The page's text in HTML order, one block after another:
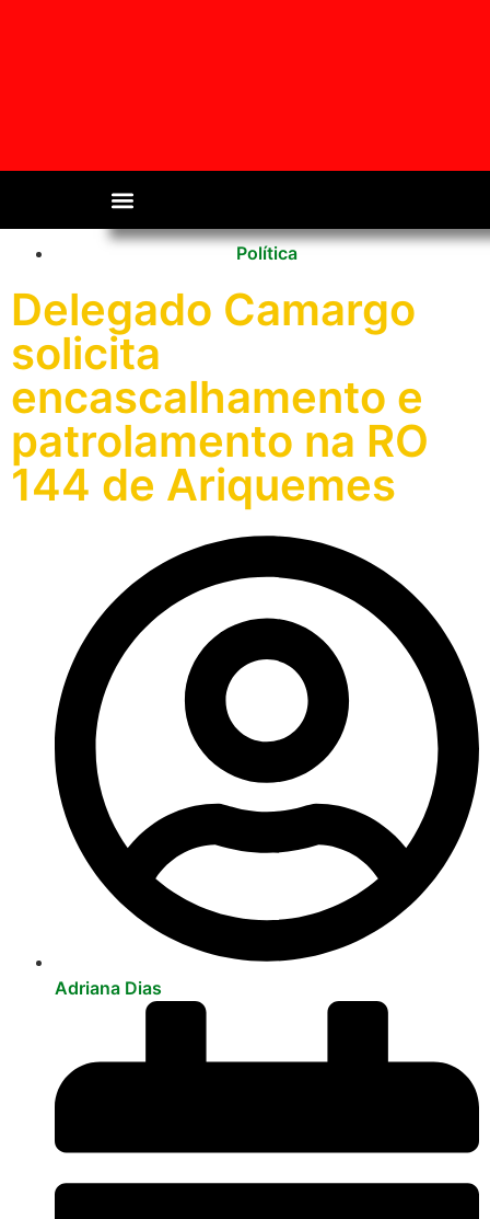
Política
Delegado Camargo
solicita
encascalhamento e
patrolamento na RO
144 de Ariquemes
Adriana Dias